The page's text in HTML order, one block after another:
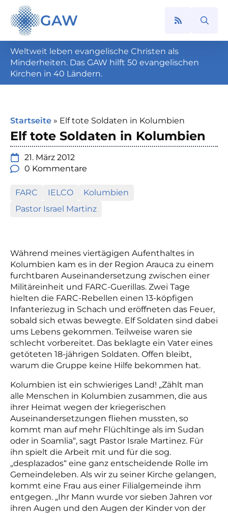
GAW
Search
Weltweit leben evangelische Christen als
Minderheiten. Das GAW hilft 50 evangelischen
Kirchen in 40 Ländern.
Startseite » Elf tote Soldaten in Kolumbien
Elf tote Soldaten in Kolumbien
21. März 2012
0 Kommentare
FARC IELCO
Kolumbien
Pastor Israel Martinz
Während meines viertägigen Aufenthaltes in
Kolumbien kam es in der Region Arauca zu einem
furchtbaren Auseinandersetzung zwischen einer
Militäreinheit und FARC-Guerillas. Zwei Tage
hielten die FARC-Rebellen einen 13-köpfigen
Infanteriezug in Schach und eröffneten das Feuer,
sobald sich etwas bewegte. Elf Soldaten sind dabei
ums Lebens gekommen. Teilweise waren sie
schlecht vorbereitet. Das beklagte ein Vater eines
getöteten 18-jährigen Soldaten. Offen bleibt,
warum die Gruppe keine Hilfe bekommen hat.
Kolumbien ist ein schwieriges Land! „Zählt man
alle Menschen in Kolumbien zusammen, die aus
ihrer Heimat wegen der kriegerischen
Auseinandersetzungen fliehen mussten, so
kommt man auf mehr Flüchltinge als im Sudan
oder in Soamlia“, sagt Pastor Israle Martinez. Für
ihn spielt die Arbeit mit und für die sog.
„desplazados“ eine ganz entscheidende Rolle im
Gemeindeleben. Als wir zu seiner Kirche gelangen,
kommt eine Frau aus einer Filialgemeinde ihm
entgegen. „Ihr Mann wurde vor sieben Jahren vor
ihren Augen und den Augen der Kinder von der